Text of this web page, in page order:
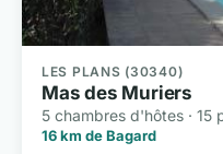
LES PLANS (30340)
Mas des Muriers
5 chambres d'hôtes · 15
16 km de Bagard